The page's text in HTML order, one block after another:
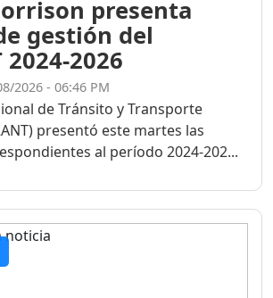
presenta
gestión del
2024-2026
2026 - 06:46 PM
de Tránsito y Transporte
presentó este martes las
al período 2024-202...